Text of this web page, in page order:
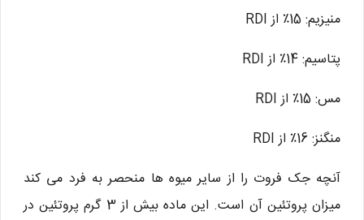
منیزیم: 15٪ از RDI
پتاسیم: 14٪ از RDI
مس: 15٪ از RDI
منگنز: 16٪ از RDI
آنچه جک فروت را از سایر میوه ها منحصر به فرد می کند
میزان پروتئین آن است. این ماده بیش از 3 گرم پروتئین در